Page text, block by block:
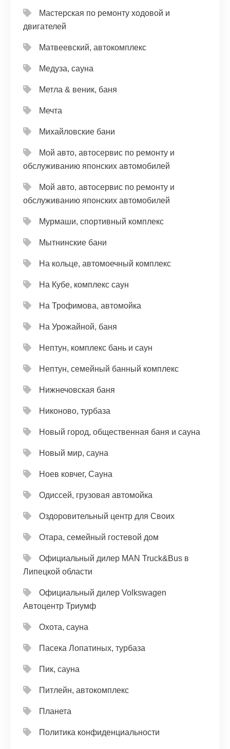
Мастерская по ремонту ходовой и
двигателей
Матвеевский, автокомплекс
Медуза, сауна
Метла & веник, баня
Мечта
Михайловские бани
Мой авто, автосервис по ремонту и
обслуживанию японских автомобилей
Мой авто, автосервис по ремонту и
обслуживанию японских автомобилей
Мурмаши, спортивный комплекс
Мытнинские бани
На кольце, автомоечный комплекс
На Кубе, комплекс саун
На Трофимова, автомойка
На Урожайной, баня
Нептун, комплекс бань и саун
Нептун, семейный банный комплекс
Нижнечовская баня
Никоново, турбаза
Новый город, общественная баня и сауна
Новый мир, сауна
Ноев ковчег, Сауна
Одиссей, грузовая автомойка
Оздоровительный центр для Своих
Отара, семейный гостевой дом
Официальный дилер MAN Truck&Bus в
Липецкой области
Официальный дилер Volkswagen
Автоцентр Триумф
Охота, сауна
Пасека Лопатиных, турбаза
Пик, сауна
Питлейн, автокомплекс
Планета
Политика конфиденциальности